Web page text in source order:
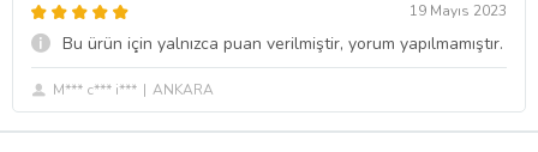
19 Mayıs 2023
Bu ürün için yalnızca puan verilmiştir, yorum yapılmamıştır.
M*** c*** i*** ANKARA